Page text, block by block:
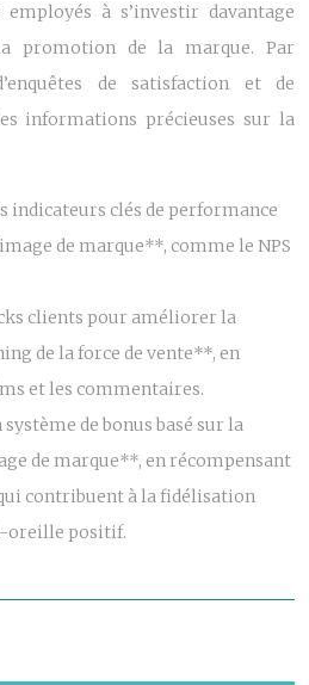
à s’investir davantage
promotion de la marque. Par
de satisfaction et de
informations précieuses sur la
indicateurs clés de performance
de marque**, comme le NPS
clients pour améliorer la
de la force de vente**, en
et les commentaires.
de bonus basé sur la
de marque**, en récompensant
contribuent à la fidélisation
oreille positif.